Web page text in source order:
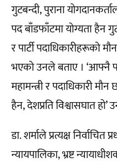
गुटबन्दी, पुराना
पद बाँडफाँटमा योग्यता हैन
र पार्टी पदाधिकारीहरूको
भएको उनले बताए । ‘आफ्नै
महामन्त्री र पदाधिकारी
हैन, देशप्रति विश्वासघात
डा. शर्माले प्रत्यक्ष निर्वाचित
न्यायपालिका, भ्रष्ट